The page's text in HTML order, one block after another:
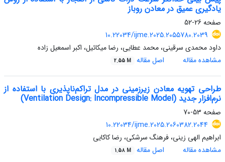
یادگیری عمیق در معادن روباز
صفحه 26-52
10.22034/ijme.2025.2055780.2039
داود محمدی سرقینی، محمد عطایی، رضا میکائیل، اکبر اسمعیل زاده
مشاهده مقاله
اصل مقاله 2.55 M
طراحی تهویه معادن زیرزمینی در مدل تراکم‌ناپذیری با استفاده از
نرم‌افزار جدید (Ventilation Design: Incompressible Model)
صفحه 53-70
10.22034/ijme.2025.2060382.2044
ابراهیم الهی زینی، فرهنگ سرشکی، رضا کاکایی
مشاهده مقاله
اصل مقاله 1.58 M